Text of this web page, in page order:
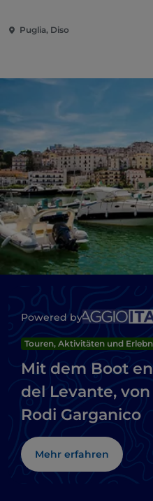
Puglia, Diso
Powered by
Touren, Aktivitäten und
Mit dem Boot
del Levante,
Rodi Garganico
Mehr erfahren